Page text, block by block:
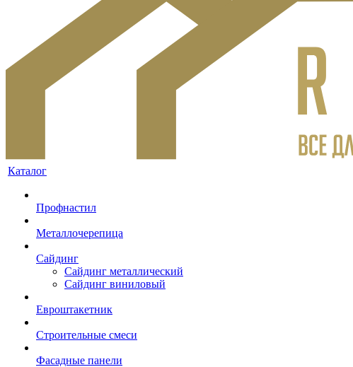
Каталог
Профнастил
Металлочерепица
Сайдинг
Сайдинг металлический
Сайдинг виниловый
Евроштакетник
Строительные смеси
Фасадные панели